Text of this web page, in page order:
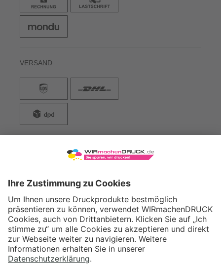
VERSAND
WIRmachenDRUCK GmbH
71522 Backnang
Tel.: +49 (0) 711 995 982 - 20
Fax: +49 (0) 711 995 982 - 21
SOCIAL MEDIA